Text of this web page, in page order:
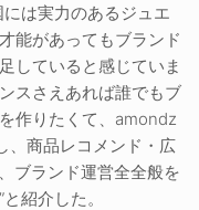
は実力のあるジュエ
能があってもブランド
していると感じていま
スさえあれば誰でもブ
作りたくて、amondz
、商品レコメンド・広
ブランド運営全全般を
紹介した。